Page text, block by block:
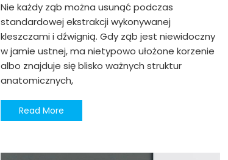
Nie każdy ząb można usunąć podczas
standardowej ekstrakcji wykonywanej
kleszczami i dźwignią. Gdy ząb jest niewidoczny
w jamie ustnej, ma nietypowo ułożone korzenie
albo znajduje się blisko ważnych struktur
anatomicznych,
Read More